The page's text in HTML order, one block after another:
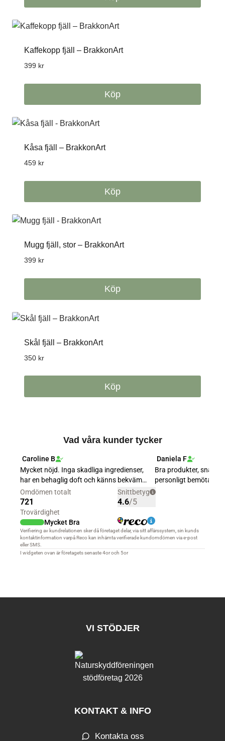
Kaffekopp fjäll – BrakkonArt
399 kr
Köp
Kåsa fjäll – BrakkonArt
459 kr
Köp
Mugg fjäll, stor – BrakkonArt
399 kr
Köp
Skål fjäll – BrakkonArt
350 kr
Köp
Vad våra kunder tycker
VI STÖDJER
KONTAKT & INFO
Kontakta oss